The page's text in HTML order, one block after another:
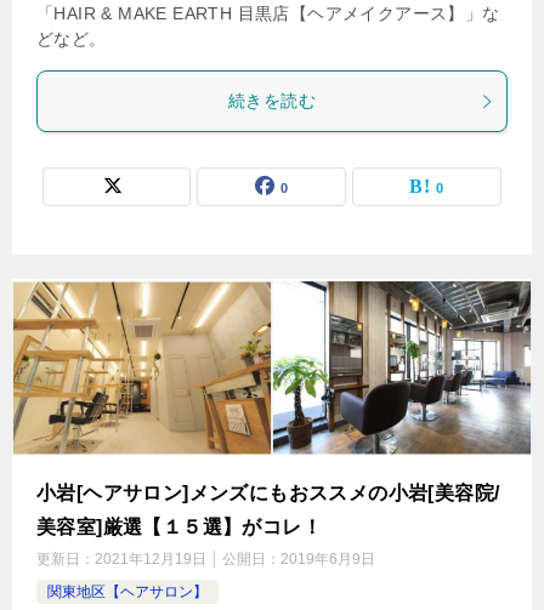
「HAIR & MAKE EARTH 目黒店【ヘアメイクアース】」な
どなど。
続きを読む
0 0
小岩[ヘアサロン]メンズにもおススメの小岩[美容院/
美容室]厳選【１５選】がコレ！
更新日： 2021年12月19日 公開日： 2019年6月9日
関東地区【ヘアサロン】